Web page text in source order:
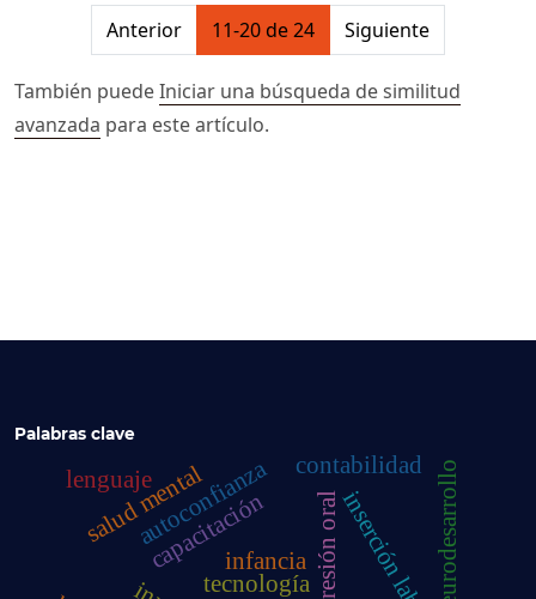
##issue.pagination##
Anterior 11-20 de 24 Siguiente
También puedeIniciar una búsqueda de similitud
avanzada para este artículo.
Palabras clave
tecnología
capacitación expresión oral
autoconfianza neurodesarrollo
salud mental contabilidad
infancia
lenguaje